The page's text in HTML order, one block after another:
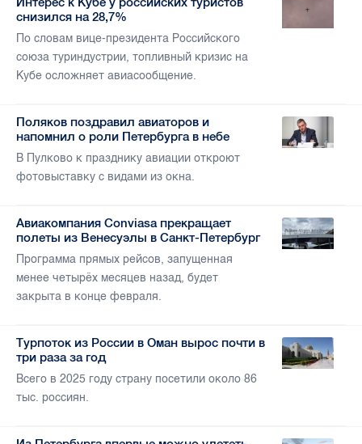
снизился на 28,7%
По словам вице-президента Российского
союза туриндустрии, топливный кризис на
Кубе осложняет авиасообщение.
Поляков поздравил авиаторов и
напомнил о роли Петербурга в небе
В Пулково к празднику авиации откроют
фотовыставку с видами из окна.
Авиакомпания Conviasa прекращает
полеты из Венесуэлы в Санкт-Петербург
Программа прямых рейсов, запущенная
менее четырёх месяцев назад, будет
закрыта в конце февраля.
Турпоток из России в Оман вырос почти в
три раза за год
Всего в 2025 году страну посетили около 86
тыс. россиян.